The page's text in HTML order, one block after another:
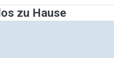
zu Hause